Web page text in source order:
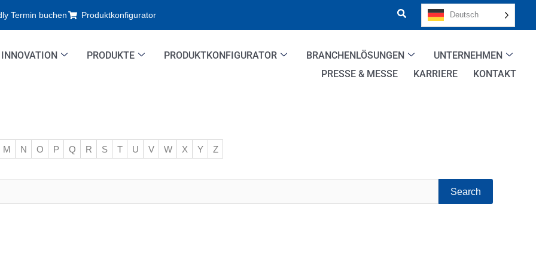
Termin buchen Produktkonfigurator Deutsch
INNOVATION PRODUKTE PRODUKTKONFIGURATOR BRANCHENLÖSUNGEN
UNTERNEHMEN
PRESSE & MESSE
KARRIERE KONTAKT
M N O P Q R S T U V W X Y Z